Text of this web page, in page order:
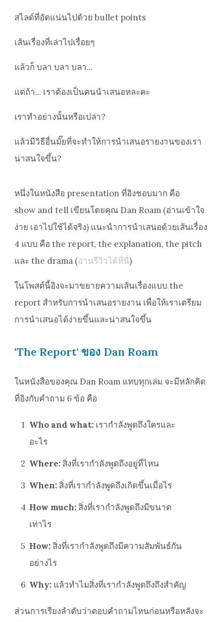
สไลด์ที่อัดแน่นไปด้วย bullet points
เส้นเรื่องที่เล่าไปเรื่อยๆ
แล้วก็ บลา บลา บลา...
แต่ถ้า... เราต้องเป็นคนนำเสนอหละคะ
เราทำอย่างนั้นหรือเปล่า?
แล้วมีวิธีอื่นมั๊ยที่จะทำให้การนำเสนอรายงานของเรา
น่าสนใจขึ้น?
หนึ่งในหนังสือ presentation ที่อิงชอบมาก คือ
show and tell เขียนโดยคุณ Dan Roam (อ่านเข้าใจ
ง่าย เอาไปใช้ได้จริง) แนะนำการนำเสนอด้วยเส้นเรื่อง
4 แบบ คือ the report, the explanation, the pitch
และ the drama (อ่านรีวิวได้ที่นี่)
ในโพสต์นี้อิงจะมาขยายความเส้นเรื่องแบบ the
report สำหรับการนำเสนอรายงาน เพื่อให้เราเตรียม
การนำเสนอได้ง่ายขึ้นและน่าสนใจขึ้น
'The Report' ของ Dan Roam
ในหนังสือของคุณ Dan Roam แทบทุกเล่ม จะมีหลักคิด
ที่อิงกับคำถาม 6 ข้อ คือ
1 Who and what: เรากำลังพูดถึงใครและ
อะไร
2 Where: สิ่งที่เรากำลังพูดถึงอยู่ที่ไหน
3 When: สิ่งที่เรากำลังพูดถึงเกิดขึ้นเมื่อไร
4 How much: สิ่งที่เรากำลังพูดถึงมีขนาด
เท่าไร
5 How: สิ่งที่เรากำลังพูดถึงมีความสัมพันธ์กัน
อย่างไร
6 Why: แล้วทำไมสิ่งที่เรากำลังพูดถึงถึงสำคัญ
ส่วนการเรียงลำดับว่าตอบคำถามไหนก่อนหรือหลังจะ